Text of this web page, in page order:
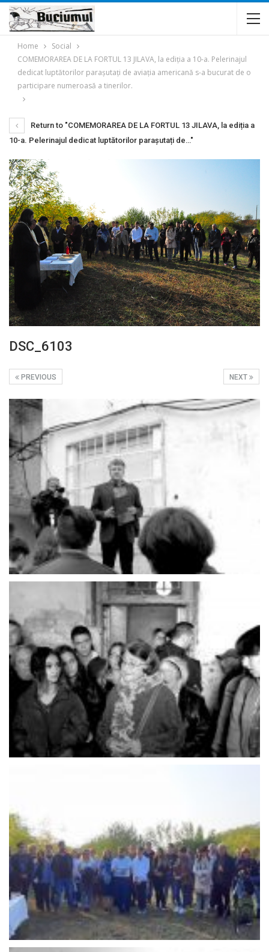
Home
Social
COMEMORAREA DE LA FORTUL 13 JILAVA, la ediția a 10-a. Pelerinajul
dedicat luptătorilor parașutați de aviația americană s-a bucurat de o
participare numeroasă a tinerilor.
Return to "COMEMORAREA DE LA FORTUL 13 JILAVA, la ediția a
10-a. Pelerinajul dedicat luptătorilor parașutați de…"
DSC_6103
NEXT
PREVIOUS